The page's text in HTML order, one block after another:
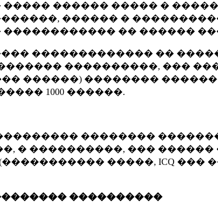
������ ����� �
������ �
�� ������
������������� ��
����������, ���
������) ��������
1000 ������.
��������
� ����������, ���
�����, ICQ
����������